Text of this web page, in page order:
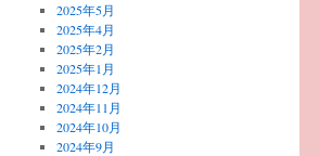
2025年5月
2025年4月
2025年2月
2025年1月
2024年12月
2024年11月
2024年10月
2024年9月